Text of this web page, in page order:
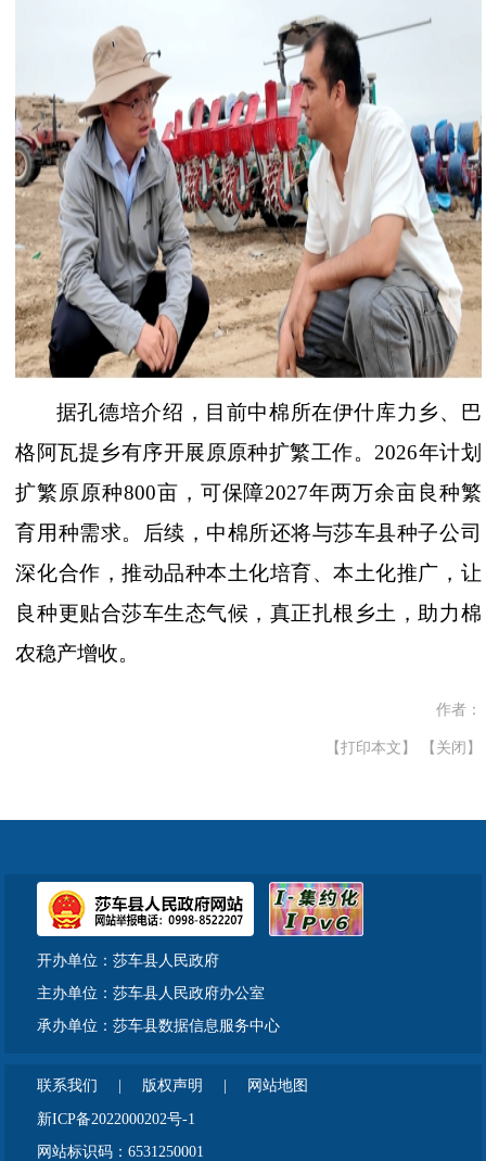
据孔德培介绍，目前中棉所在伊什库力乡、巴
格阿瓦提乡有序开展原原种扩繁工作。 2026年计划
扩繁原原种800亩，可保障2027年两万余亩良种繁
育用种需求。后续，中棉所还将与莎车县种子公司
深化合作，推动品种本土化培育、本土化推广，让
良种更贴合莎车生态气候，真正扎根乡土，助力棉
农稳产增收。
作者：
【打印本文】 【关闭】
开办单位：莎车县人民政府
主办单位：莎车县人民政府办公室
承办单位：莎车县数据信息服务中心
联系我们 版权声明 网站地图
新ICP备2022000202号-1
网站标识码：6531250001